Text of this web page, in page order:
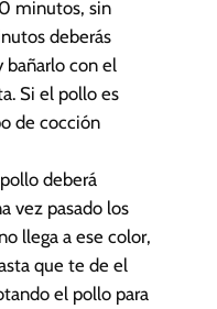
minutos, sin
deberás
bañarlo con el
Si el pollo es
de cocción
deberá
vez pasado los
llega a ese color,
que te de el
el pollo para